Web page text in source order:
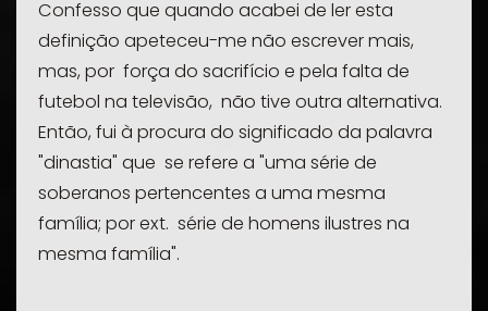
Confesso que quando acabei de ler esta
definição apeteceu-me não escrever mais,
mas, por força do sacrifício e pela falta de
futebol na televisão, não tive outra alternativa.
Então, fui à procura do significado da palavra
"dinastia" que se refere a "uma série de
soberanos pertencentes a uma mesma
família; por ext. série de homens ilustres na
mesma família".